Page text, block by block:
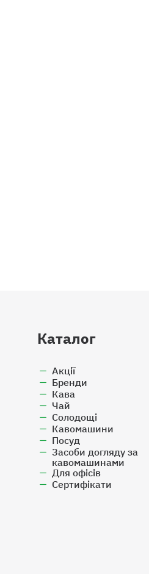
Каталог
Акції
Бренди
Кава
Чай
Солодощі
Кавомашини
Посуд
Засоби догляду за
кавомашинами
Для офісів
Cертифікати